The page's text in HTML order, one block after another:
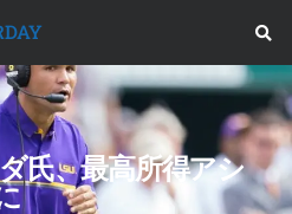
氏、最高所得アシ